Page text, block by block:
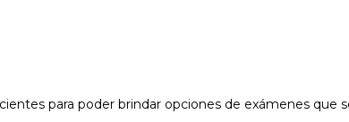
para poder brindar opciones de exámenes que